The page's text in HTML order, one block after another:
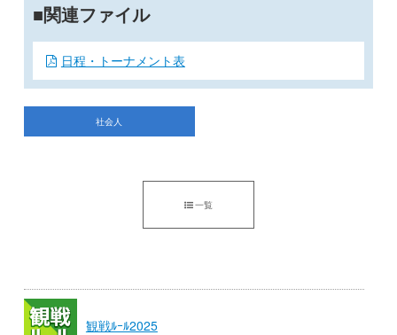
関連ファイル
日程・トーナメント表
社会人
一覧
観戦ﾙｰﾙ2025